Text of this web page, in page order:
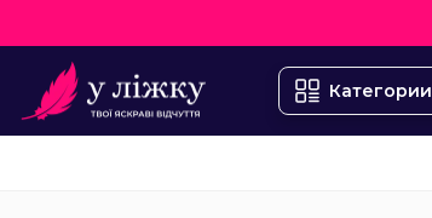
Категории